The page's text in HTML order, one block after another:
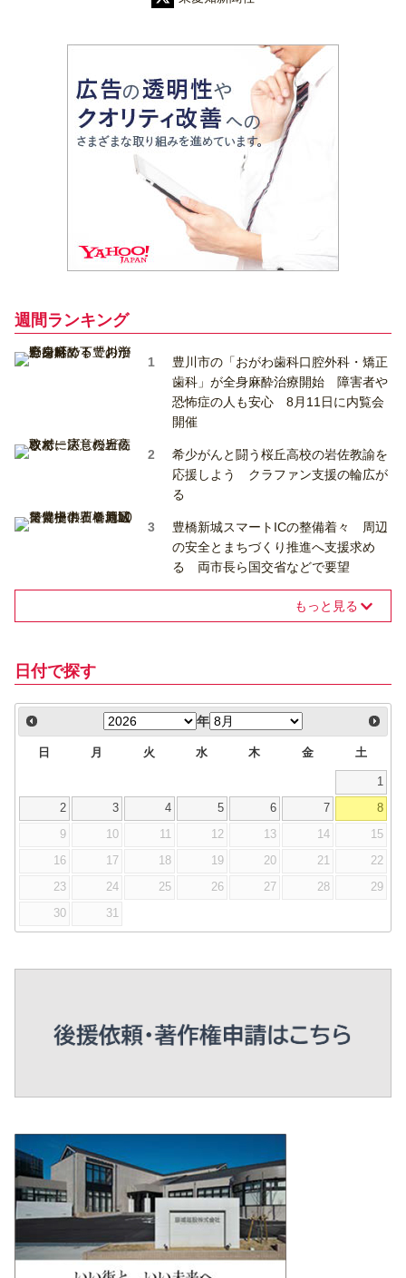
週間ランキング
豊川市の「おがわ歯科口腔外科・矯正
歯科」が全身麻酔治療開始 障害者や
恐怖症の人も安心 8月11日に内覧会
開催
希少がんと闘う桜丘高校の岩佐教諭を
応援しよう クラファン支援の輪広が
る
豊橋新城スマートICの整備着々 周辺
の安全とまちづくり推進へ支援求め
る 両市長ら国交省などで要望
もっと見る
日付で探す
年
日 月 火 水 木 金 土
1
2 3 4 5 6 7 8
9 10 11 12 13 14 15
16 17 18 19 20 21 22
23 24 25 26 27 28 29
30 31